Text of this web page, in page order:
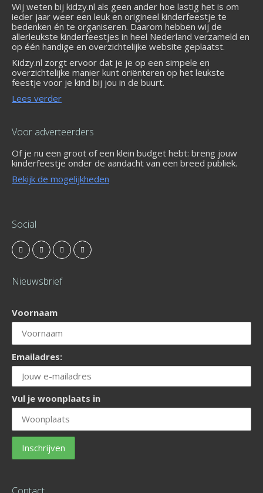
Wij weten bij kidzy.nl als geen ander hoe lastig het is om
ieder jaar weer een leuk en origineel kinderfeestje te
bedenken én te organiseren. Daarom hebben wij de
allerleukste kinderfeestjes in heel Nederland verzameld en
op één handige en overzichtelijke website geplaatst.
Kidzy.nl zorgt ervoor dat je je op een simpele en
overzichtelijke manier kunt oriënteren op het leukste
feestje voor je kind bij jou in de buurt.
Lees verder
Voor adverteerders
Of je nu een groot of een klein budget hebt: breng jouw
kinderfeestje onder de aandacht van een breed publiek.
Bekijk de mogelijkheden
Social
Nieuwsbrief
Voornaam
Emailadres:
Vul je woonplaats in